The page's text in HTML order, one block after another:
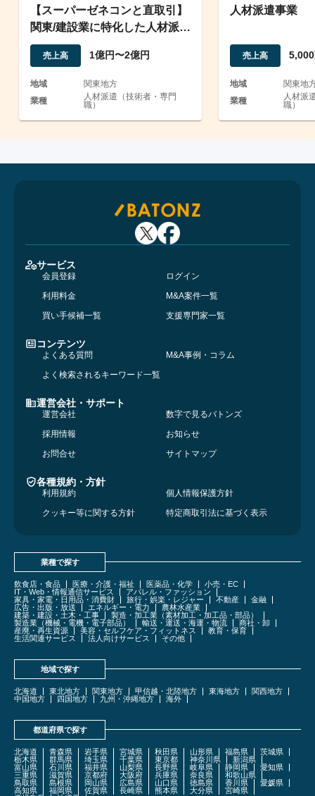
【スーパーゼネコンと直取引】
関東/建設業に特化した人材派遣
業/海外派遣実績多数
売上高 1億円〜2億円
地域
関東地方
業種
人材派遣（技術者・専門
職）
人材派遣事業
売上高
地域
関東地
業種
人材派
職）
サービス
会員登録
ログイン
利用料金
M&A案件一覧
買い手候補一覧
支援専門家一覧
コンテンツ
よくある質問
M&A事例・コラム
よく検索されるキーワード一覧
運営会社・サポート
運営会社
数字で見るバトンズ
採用情報
お知らせ
お問合せ
サイトマップ
各種規約・方針
利用規約
個人情報保護方針
クッキー等に関する方針
特定商取引法に基づく表示
業種で探す
飲食店・食品 医療・介護・福祉 医薬品・化学
小売・EC
IT・Web・情報通信サービス
アパレル・ファッション
家具・家電・日用品・消費財
旅行・娯楽・レジャー 不動産
金融
広告・出版・放送
エネルギー・電力
農林水産業
建築・建設・土木・工事
製造・加工業（素材加工・加工品・部品）
製造業（機械・電機・電子部品）
輸送・運送・海運・物流
商社・卸
産廃・再生資源
美容・セルフケア・フィットネス
教育・保育
生活関連サービス
法人向けサービス その他
地域で探す
北海道 東北地方 関東地方 甲信越・北陸地方 東海地方
関西地方
中国地方
四国地方 九州・沖縄地方 海外
都道府県で探す
北海道 青森県 岩手県 宮城県 秋田県 山形県 福島県
茨城県
栃木県
群馬県 埼玉県 千葉県 東京都 神奈川県
新潟県
富山県
石川県 福井県 山梨県 長野県 岐阜県 静岡県
愛知県
三重県
滋賀県 京都府 大阪府 兵庫県 奈良県
和歌山県
鳥取県
島根県 岡山県 広島県 山口県 徳島県 香川県
愛媛県
高知県
福岡県 佐賀県 長崎県 熊本県 大分県
宮崎県